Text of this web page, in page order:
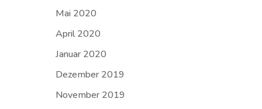
Mai 2020
April 2020
Januar 2020
Dezember 2019
November 2019